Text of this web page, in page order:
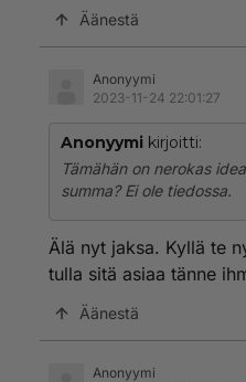
Äänestä
Anonyymi
2023-11-24 22:01:27
Anonyymi kirjoitti:
Tämähän on nerokas
summa? Ei ole tiedossa.
Älä nyt jaksa. Kyllä te
tulla sitä asiaa tänne
Äänestä
Anonyymi